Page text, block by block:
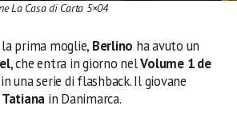
La Casa di Carta 5×04
prima moglie, Berlino ha avuto un
, che entra in giorno nelVolume 1 de
una serie di flashback. Il giovane
Tatiana in Danimarca.